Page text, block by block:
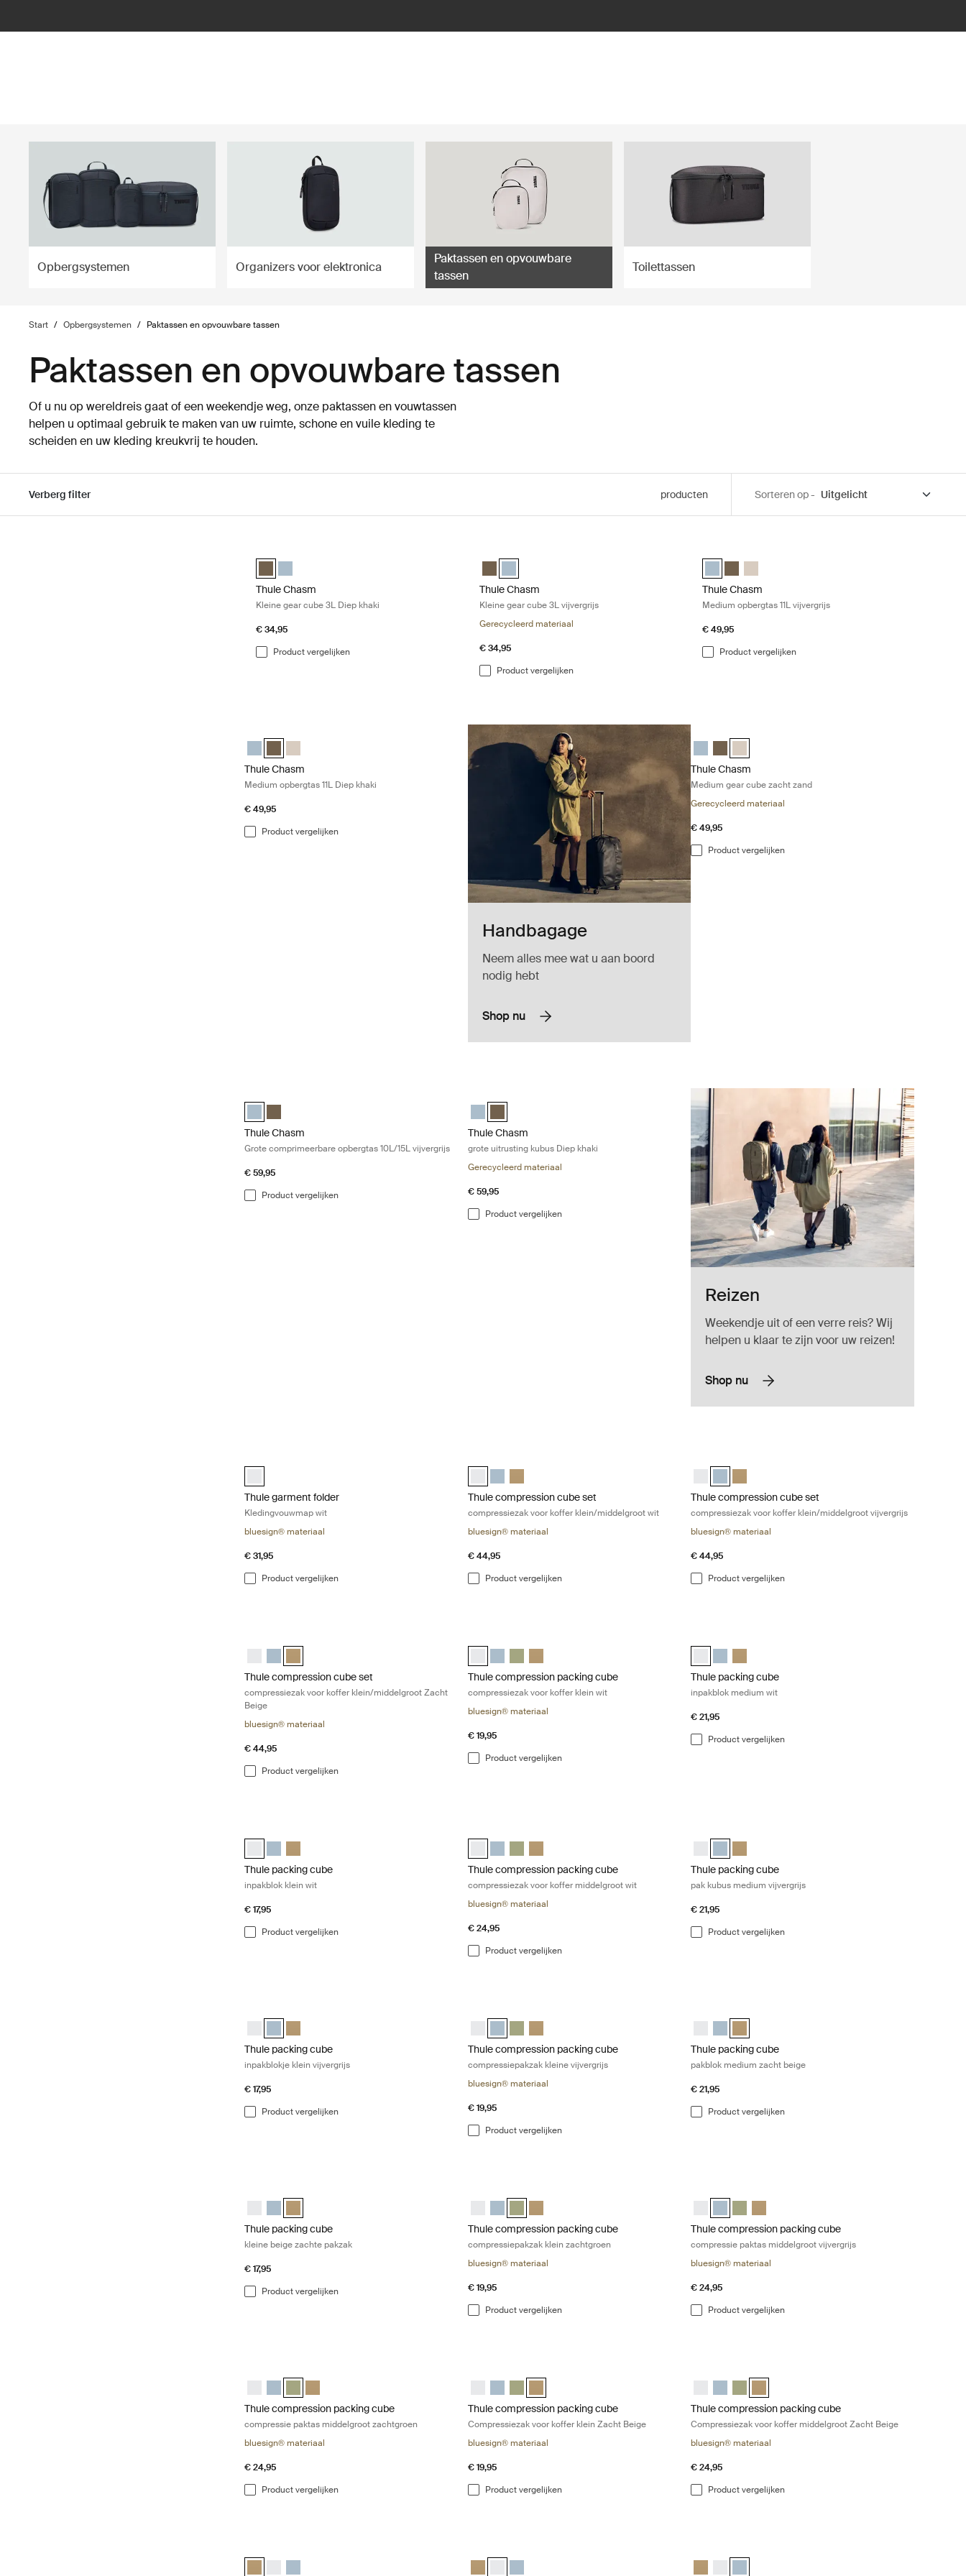
Opbergsystemen Organizers voor elektronica
Paktassen en opvouwbare
tassen
Toilettassen
Start / Opbergsystemen / Paktassen en opvouwbare tassen
Paktassen en opvouwbare tassen
Of u nu op wereldreis gaat of een weekendje weg, onze paktassen en vouwtassen
helpen u optimaal gebruik te maken van uw ruimte, schone en vuile kleding te
scheiden en uw kleding kreukvrij te houden.
Verberg filter producten Sorteren op -
Thule Chasm small gear cube Diep khaki (selected)
Thule Chasm small gear cube Vijver grijs
Thule Chasm
Kleine gear cube 3L Diep khaki
€ 34,95
Product vergelijken
Thule Chasm small gear cube Diep khaki
Thule Chasm small gear cube Vijver grijs (selected)
Thule Chasm
Kleine gear cube 3L vijvergrijs
Gerecycleerd materiaal
€ 34,95
Product vergelijken
Thule Chasm medium gear cube Vijver grijs (selected)
Thule Chasm medium gear cube Diep khaki
Thule Chasm medium gear cube Zacht zand
Thule Chasm
Medium opbergtas 11L vijvergrijs
€ 49,95
Product vergelijken
Thule Chasm Medium opbergtas 11L Diep khaki Deep khaki
Thule Chasm medium gear cube Vijver grijs
Thule Chasm medium gear cube Diep khaki (selected)
Thule Chasm medium gear cube Zacht zand
Thule Chasm
Medium opbergtas 11L Diep khaki
€ 49,95
Product vergelijken
Handbagage
Neem alles mee wat u aan boord
nodig hebt
Shop nu
Thule Chasm Medium gear cube zacht zand Soft sand
Thule Chasm medium gear cube Vijver grijs
Thule Chasm medium gear cube Diep khaki
Thule Chasm medium gear cube Zacht zand
Thule Chasm
Medium gear cube zacht zand
Gerecycleerd materiaal
€ 49,95
Product vergelijken
Thule Chasm large gear cube Vijver grijs (selected)
Thule Chasm large gear cube Diep khaki
Thule Chasm
Grote comprimeerbare opbergtas 10L/15L vijvergrijs
€ 59,95
Product vergelijken
Thule Chasm grote uitrusting kubus Diep khaki Deep khaki
Thule Chasm large gear cube Vijver grijs
Thule Chasm large gear cube Diep khaki (selected)
Thule Chasm
grote uitrusting kubus Diep khaki
Gerecycleerd materiaal
€ 59,95
Product vergelijken
Reizen
Weekendje uit of een verre reis? Wij
helpen u klaar te zijn voor uw reizen!
Shop nu
Thule garment folder Wit (selected)
Thule garment folder
Kledingvouwmap wit
bluesign® materiaal
€ 31,95
Product vergelijken
Thule compression cube set Wit (selected)
Thule compression cube set Vijver grijs
Thule compression cube set Zacht beige
Thule compression cube set
compressiezak voor koffer klein/middelgroot wit
bluesign® materiaal
€ 44,95
Product vergelijken
Thule compression cube set Wit
Thule compression cube set Vijver grijs (selected)
Thule compression cube set Zacht beige
Thule compression cube set
compressiezak voor koffer klein/middelgroot vijvergrijs
bluesign® materiaal
€ 44,95
Product vergelijken
Thule compression cube set Wit
Thule compression cube set Vijver grijs
Thule compression cube set Zacht beige (selected)
Thule compression cube set
compressiezak voor koffer klein/middelgroot Zacht
Beige
bluesign® materiaal
€ 44,95
Product vergelijken
Thule compression packing cube small Wit (selected)
Thule compression packing cube small Vijver grijs
Thule compression packing cube small Zacht groen
Thule compression packing cube Zacht beige
Thule compression packing cube
compressiezak voor koffer klein wit
bluesign® materiaal
€ 19,95
Product vergelijken
Thule packing cube medium Wit (selected)
Thule packing cube medium Vijver grijs
Thule packing cube medium Zacht beige
Thule packing cube
inpakblok medium wit
€ 21,95
Product vergelijken
Thule packing cube small Wit (selected)
Thule packing cube small Vijver grijs
Thule packing cube small Zacht beige
Thule packing cube
inpakblok klein wit
€ 17,95
Product vergelijken
Thule compression packing cube medium Wit (selected)
Thule compression packing cube medium Vijver grijs
Thule compression packing cube medium Zacht groen
Thule compression packing cube Zacht beige
Thule compression packing cube
compressiezak voor koffer middelgroot wit
bluesign® materiaal
€ 24,95
Product vergelijken
Thule packing cube medium Wit
Thule packing cube medium Vijver grijs (selected)
Thule packing cube medium Zacht beige
Thule packing cube
pak kubus medium vijvergrijs
€ 21,95
Product vergelijken
Thule packing cube small Wit
Thule packing cube small Vijver grijs (selected)
Thule packing cube small Zacht beige
Thule packing cube
inpakblokje klein vijvergrijs
€ 17,95
Product vergelijken
Thule compression packing cube small Wit
Thule compression packing cube small Vijver grijs (selected)
Thule compression packing cube small Zacht groen
Thule compression packing cube Zacht beige
Thule compression packing cube
compressiepakzak kleine vijvergrijs
bluesign® materiaal
€ 19,95
Product vergelijken
Thule packing cube medium Wit
Thule packing cube medium Vijver grijs
Thule packing cube medium Zacht beige (selected)
Thule packing cube
pakblok medium zacht beige
€ 21,95
Product vergelijken
Thule packing cube small Wit
Thule packing cube small Vijver grijs
Thule packing cube small Zacht beige (selected)
Thule packing cube
kleine beige zachte pakzak
€ 17,95
Product vergelijken
Thule compression packing cube small Wit
Thule compression packing cube small Vijver grijs
Thule compression packing cube small Zacht groen (selected)
Thule compression packing cube Zacht beige
Thule compression packing cube
compressiepakzak klein zachtgroen
bluesign® materiaal
€ 19,95
Product vergelijken
Thule compression packing cube medium Wit
Thule compression packing cube medium Vijver grijs
Thule compression packing cube medium Zacht
Thule compression packing cube Zacht beige
Thule compression packing cube
compressie paktas middelgroot vijvergrijs
bluesign® materiaal
€ 24,95
Product vergelijken
Thule compression packing cube medium Wit
Thule compression packing cube medium Vijver grijs
Thule compression packing cube medium Zacht groen (selected)
Thule compression packing cube Zacht beige
Thule compression packing cube
compressie paktas middelgroot zachtgroen
bluesign® materiaal
€ 24,95
Product vergelijken
Thule compression packing cube small Wit
Thule compression packing cube small Vijver grijs
Thule compression packing cube small Zacht groen
Thule compression packing cube Zacht beige (selected)
Thule compression packing cube
Compressiezak voor koffer klein Zacht Beige
bluesign® materiaal
€ 19,95
Product vergelijken
Thule compression packing cube medium Wit
Thule compression packing cube medium Vijver grijs
Thule compression packing cube medium Zacht
Thule compression packing cube Zacht beige
Thule compression packing cube
Compressiezak voor koffer middelgroot Zacht Beige
bluesign® materiaal
€ 24,95
Product vergelijken
Thule clean/dirty packing cube Zacht beige (selected)
Thule clean/dirty packing cube Wit
Thule clean/dirty packing cube Vijver grijsThule clean/dirty packing cube Zacht beige
Thule clean/dirty packing cube Wit (selected)
Thule clean/dirty packing cube Vijver grijsThule clean/dirty packing cube Zacht beige
Thule clean/dirty packing cube Wit
Thule clean/dirty packing cube Vijver grijs (selected)